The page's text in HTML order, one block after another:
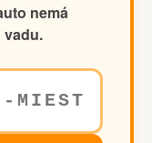
nemá
vadu.